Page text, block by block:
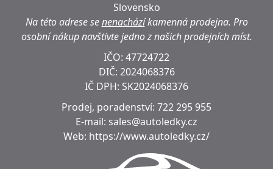
Slovensko
Na této adrese senenacházíkamenná prodejna. Pro
osobní nákup navštivte jedno z našich prodejních míst.
IČO: 47724722
DIČ: 2024068376
IČ DPH: SK2024068376
Prodej, poradenství: 722 295 955
E-mail: sales@autoledky.cz
Web: https://www.autoledky.cz/